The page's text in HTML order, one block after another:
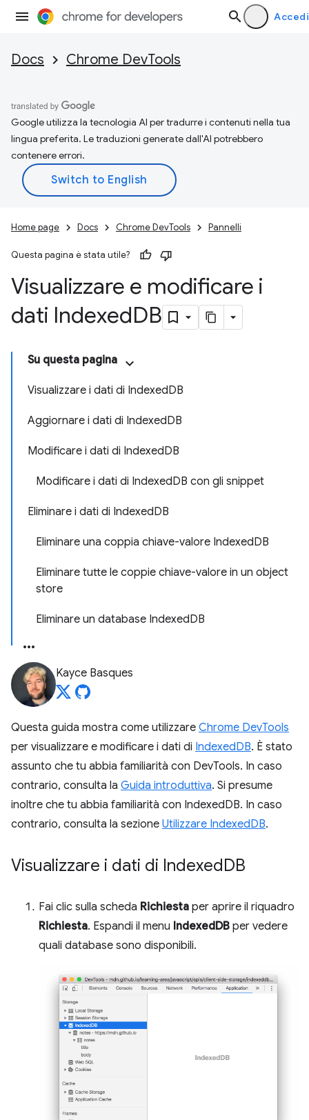
Accedi
Docs Chrome DevTools
Google utilizza la tecnologia AI per tradurre i contenuti nella tua
lingua preferita. Le traduzioni generate dall'AI potrebbero
contenere errori.
Home page Docs Chrome DevTools Pannelli
Questa pagina è stata utile?
Visualizzare e modificare i
dati IndexedDB
Su questa pagina
Visualizzare i dati di IndexedDB
Aggiornare i dati di IndexedDB
Modificare i dati di IndexedDB
Modificare i dati di IndexedDB con gli snippet
Eliminare i dati di IndexedDB
Eliminare una coppia chiave-valore IndexedDB
Eliminare tutte le coppie chiave-valore in un object
store
Eliminare un database IndexedDB
Kayce Basques
Questa guida mostra come utilizzare Chrome DevTools
per visualizzare e modificare i dati di IndexedDB. È stato
assunto che tu abbia familiarità con DevTools. In caso
contrario, consulta la Guida introduttiva. Si presume
inoltre che tu abbia familiarità con IndexedDB. In caso
contrario, consulta la sezione Utilizzare IndexedDB.
Visualizzare i dati di IndexedDB
Fai clic sulla scheda Richiesta per aprire il riquadro
Richiesta. Espandi il menu IndexedDB per vedere
quali database sono disponibili.